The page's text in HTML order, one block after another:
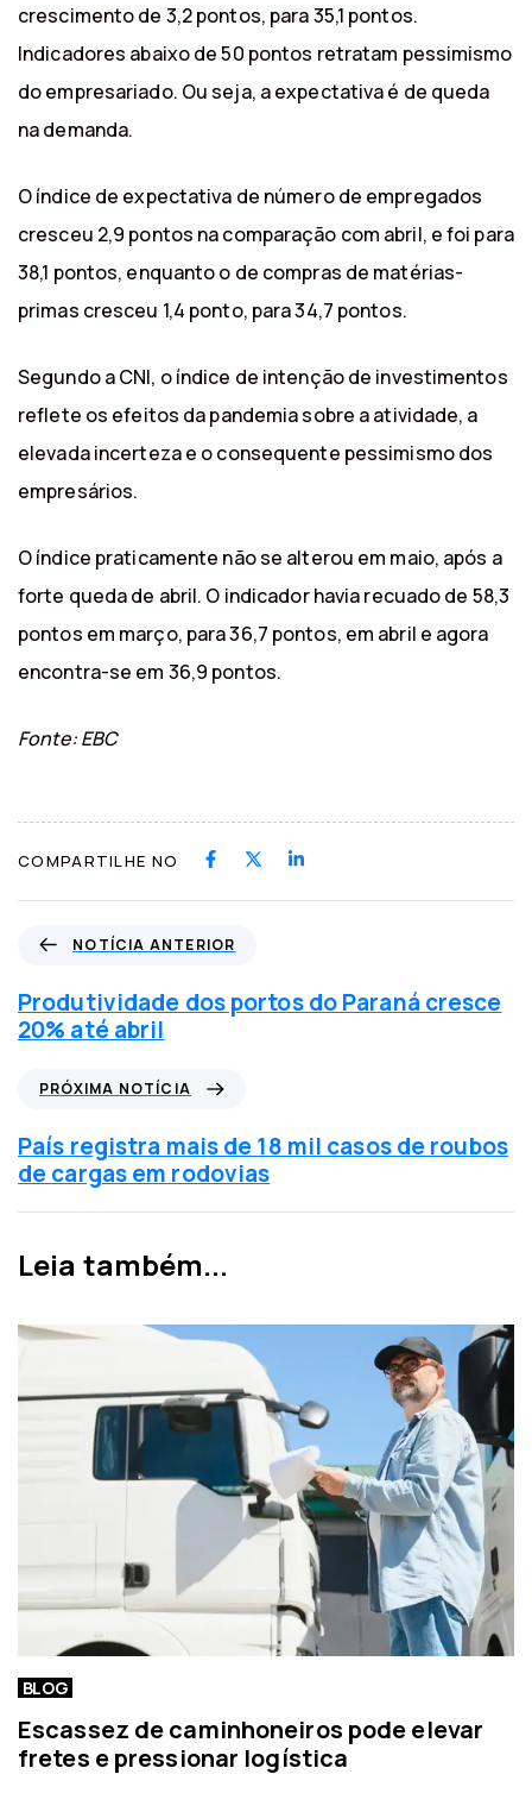
crescimento de 3,2 pontos, para 35,1 pontos.
Indicadores abaixo de 50 pontos retratam pessimismo
do empresariado. Ou seja, a expectativa é de queda
na demanda.
O índice de expectativa de número de empregados
cresceu 2,9 pontos na comparação com abril, e foi para
38,1 pontos, enquanto o de compras de matérias-
primas cresceu 1,4 ponto, para 34,7 pontos.
Segundo a CNI, o índice de intenção de investimentos
reflete os efeitos da pandemia sobre a atividade, a
elevada incerteza e o consequente pessimismo dos
empresários.
O índice praticamente não se alterou em maio, após a
forte queda de abril. O indicador havia recuado de 58,3
pontos em março, para 36,7 pontos, em abril e agora
encontra-se em 36,9 pontos.
Fonte: EBC
COMPARTILHE NO
t
í
c
n
t
e
i
r
NOTÍCIA ANTERIOR
Produtividade dos portos do Paraná cresce
20% até abril
ó
x
i
m
n
t
i
PRÓXIMA NOTÍCIA
País registra mais de 18 mil casos de roubos
de cargas em rodovias
Leia também...
BLOG
Escassez de caminhoneiros pode elevar
fretes e pressionar logística